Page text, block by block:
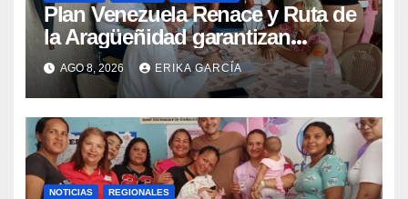
Plan Venezuela Renace y Ruta de
la Aragüeñidad garantizan
atención médica integral en
Aragua
AGO 8, 2026 ERIKA GARCÍA
NOTICIAS REGIONALES